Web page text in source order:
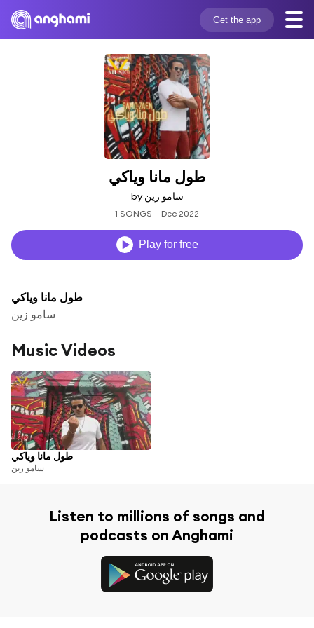
Get the app
طول مانا وياكي
by سامو زين
1 SONGS Dec 2022
Play for free
طول مانا وياكي
سامو زين
Music Videos
طول مانا وياكي
سامو زين
Listen to millions of songs and
podcasts on Anghami